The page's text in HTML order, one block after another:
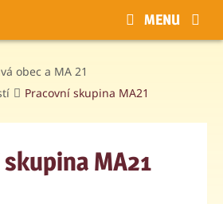
obec a MA 21
Pracovní skupina MA21
MA21
MENU